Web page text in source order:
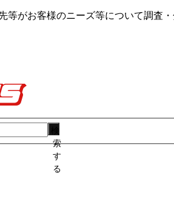
等がお客様のニーズ等について調査
索
す
る